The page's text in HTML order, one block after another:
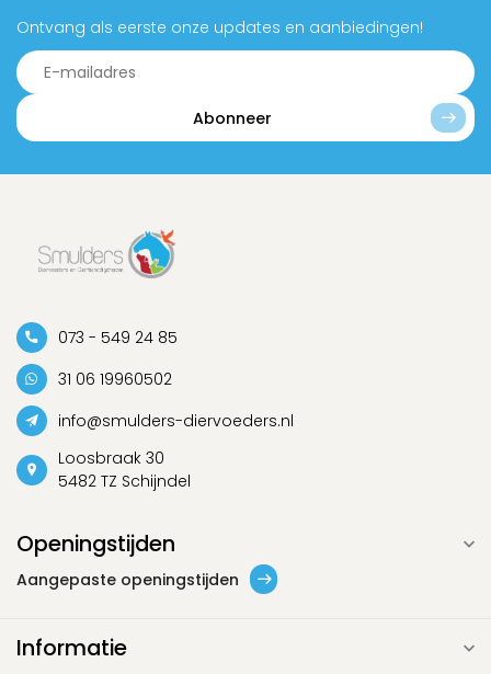
Ontvang als eerste onze updates en aanbiedingen!
Abonneer
073 - 549 24 85
31 06 19960502
info@smulders-diervoeders.nl
Loosbraak 30
5482 TZ Schijndel
Openingstijden
Aangepaste openingstijden
Informatie